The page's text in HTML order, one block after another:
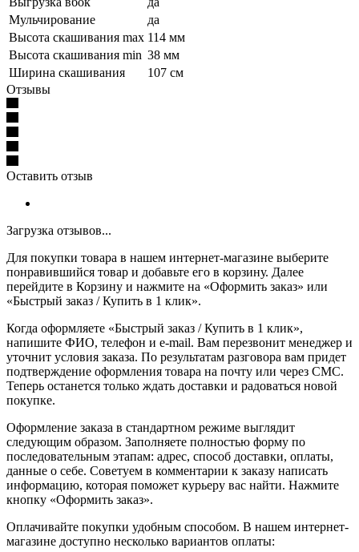
Мульчирование
да
Высота скашивания max 114 мм
Высота скашивания min 38 мм
Ширина скашивания
107 см
Отзывы
Оставить отзыв
Загрузка отзывов...
Для покупки товара в нашем интернет-магазине выберите
понравившийся товар и добавьте его в корзину. Далее
перейдите в Корзину и нажмите на «Оформить заказ» или
«Быстрый заказ / Купить в 1 клик».
Когда оформляете «Быстрый заказ / Купить в 1 клик»,
напишите ФИО, телефон и e-mail. Вам перезвонит менеджер и
уточнит условия заказа. По результатам разговора вам придет
подтверждение оформления товара на почту или через СМС.
Теперь останется только ждать доставки и радоваться новой
покупке.
Оформление заказа в стандартном режиме выглядит
следующим образом. Заполняете полностью форму по
последовательным этапам: адрес, способ доставки, оплаты,
данные о себе. Советуем в комментарии к заказу написать
информацию, которая поможет курьеру вас найти. Нажмите
кнопку «Оформить заказ».
Оплачивайте покупки удобным способом. В нашем интернет-
магазине доступно несколько вариантов оплаты: